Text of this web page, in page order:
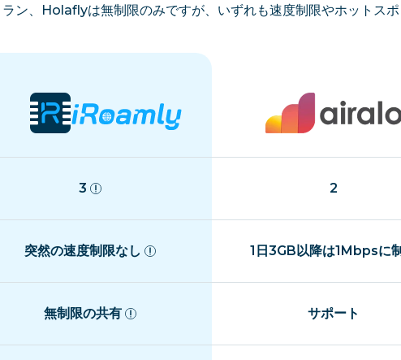
ラン、Holaflyは無制限のみですが、いずれも速度制限やホットスポ
3 2
突然の速度制限なし 1日3GB以降は1Mbpsに
無制限の共有 サポート